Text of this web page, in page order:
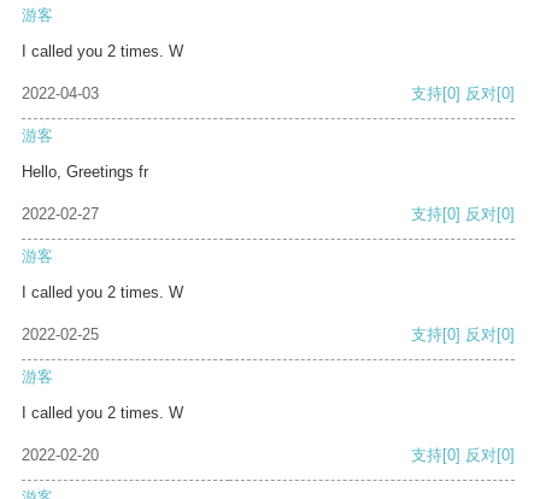
游客
I called you 2 times. W
2022-04-03 支持[0] 反对[0]
游客
Hello, Greetings fr
2022-02-27 支持[0] 反对[0]
游客
I called you 2 times. W
2022-02-25 支持[0] 反对[0]
游客
I called you 2 times. W
2022-02-20 支持[0] 反对[0]